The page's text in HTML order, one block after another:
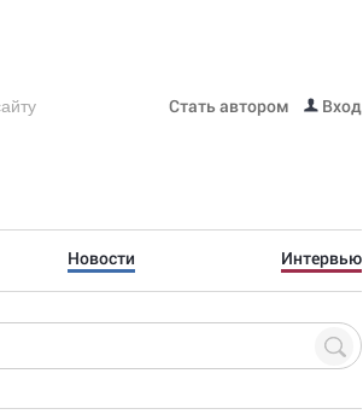
Стать автором Вход
Новости Интервью